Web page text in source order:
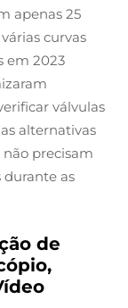
apenas 25
curvas
em 2023
válvulas
alternativas
precisam
as
de